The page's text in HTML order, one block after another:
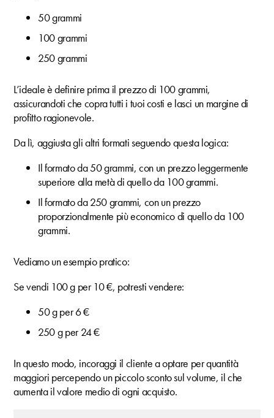
50 grammi
100 grammi
250 grammi
L’ideale è definire prima il prezzo di 100 grammi,
assicurandoti che copra tutti i tuoi costi e lasci un margine di
profitto ragionevole.
Da lì, aggiusta gli altri formati seguendo questa logica:
Il formato da 50 grammi, con un prezzo leggermente
superiore alla metà di quello da 100 grammi.
Il formato da 250 grammi, con un prezzo
proporzionalmente più economico di quello da 100
grammi.
Vediamo un esempio pratico:
Se vendi 100 g per 10 €, potresti vendere:
50 g per 6 €
250 g per 24 €
In questo modo, incoraggi il cliente a optare per quantità
maggiori percependo un piccolo sconto sul volume, il che
aumenta il valore medio di ogni acquisto.